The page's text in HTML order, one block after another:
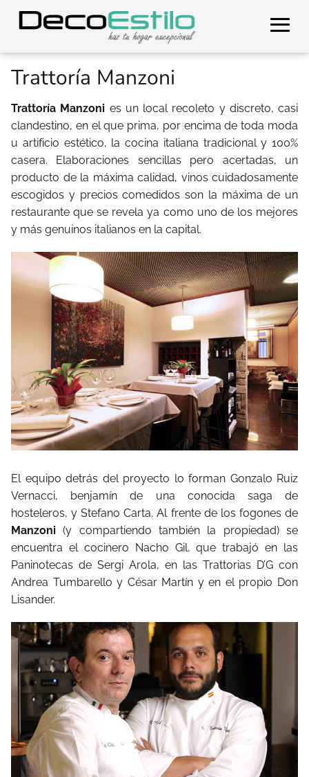
Trattoría Manzoni
Trattoría Manzoni es un local recoleto y discreto, casi
clandestino, en el que prima, por encima de toda moda
u artificio estético, la cocina italiana tradicional y 100%
casera. Elaboraciones sencillas pero acertadas, un
producto de la máxima calidad, vinos cuidadosamente
escogidos y precios comedidos son la máxima de un
restaurante que se revela ya como uno de los mejores
y más genuinos italianos en la capital.
El equipo detrás del proyecto lo forman Gonzalo Ruiz
Vernacci, benjamín de una conocida saga de
hosteleros, y Stefano Carta. Al frente de los fogones de
Manzoni (y compartiendo también la propiedad) se
encuentra el cocinero Nacho Gil, que trabajó en las
Paninotecas de Sergi Arola, en las Trattorias D’G con
Andrea Tumbarello y César Martín y en el propio Don
Lisander.